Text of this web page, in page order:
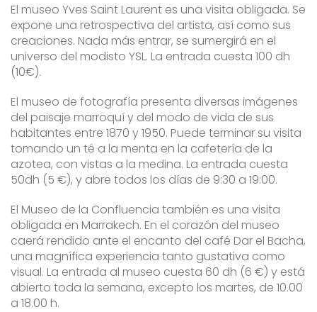
El museo Yves Saint Laurent es una visita obligada. Se
expone una retrospectiva del artista, así como sus
creaciones. Nada más entrar, se sumergirá en el
universo del modisto YSL. La entrada cuesta 100 dh
(10€).
El museo de fotografía presenta diversas imágenes
del paisaje marroquí y del modo de vida de sus
habitantes entre 1870 y 1950. Puede terminar su visita
tomando un té a la menta en la cafetería de la
azotea, con vistas a la medina. La entrada cuesta
50dh (5 €), y abre todos los días de 9:30 a 19:00.
El Museo de la Confluencia también es una visita
obligada en Marrakech. En el corazón del museo
caerá rendido ante el encanto del café Dar el Bacha,
una magnífica experiencia tanto gustativa como
visual. La entrada al museo cuesta 60 dh (6 €) y está
abierto toda la semana, excepto los martes, de 10.00
a 18.00 h.